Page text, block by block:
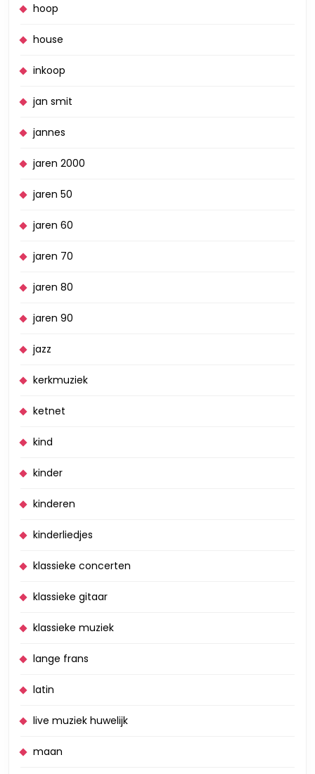
hoop
house
inkoop
jan smit
jannes
jaren 2000
jaren 50
jaren 60
jaren 70
jaren 80
jaren 90
jazz
kerkmuziek
ketnet
kind
kinder
kinderen
kinderliedjes
klassieke concerten
klassieke gitaar
klassieke muziek
lange frans
latin
live muziek huwelijk
maan